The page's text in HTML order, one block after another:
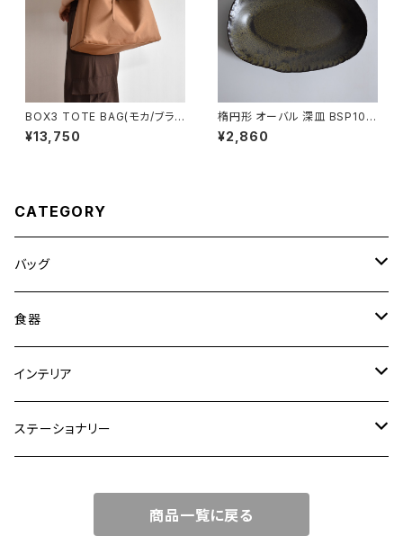
BOX3 TOTE BAG(モカ/ブラウ
ン）
¥13,750
楕円形 オーバル 深皿 BSP104
¥2,860
CATEGORY
バッグ
トートバッグ
ショルダーバッグ
ワンハンドルバッグ
食器
大皿
中皿
インテリア
花瓶・フラワーベース
ステーショナリー
マガジンカバー
商品一覧に戻る